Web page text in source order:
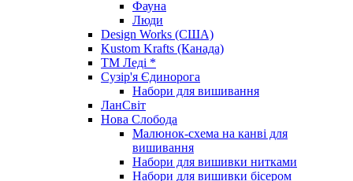
Фауна
Люди
Design Works (США)
Kustom Krafts (Канада)
ТМ Леді *
Сузір'я Єдинорога
Набори для вишивання
ЛанСвіт
Нова Слобода
Малюнок-схема на канві для
вишивання
Набори для вишивки нитками
Набори для вишивки бісером